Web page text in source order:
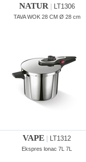
NATUR| LT1306
TAVA WOK 28 CM Ø 28 cm
VAPE LT1312
Ekspres lonac 7L 7L